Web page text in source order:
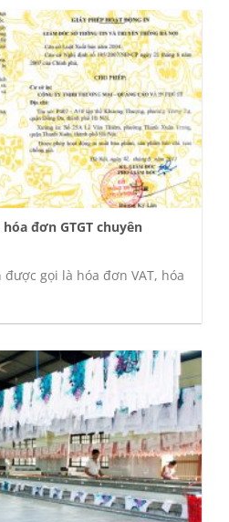
đơn GTGT chuyên
được gọi là hóa đơn VAT, hóa